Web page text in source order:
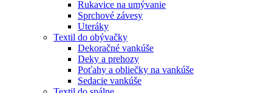
Rukavice na umývanie
Sprchové závesy
Uteráky
Textil do obývačky
Dekoračné vankúše
Deky a prehozy
Poťahy a obliečky na vankúše
Sedacie vankúše